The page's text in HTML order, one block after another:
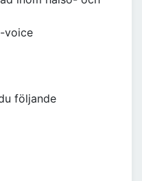
voice
följande